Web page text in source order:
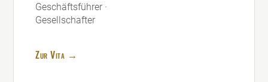
Geschäftsführer ·
Gesellschafter
Zur Vita →